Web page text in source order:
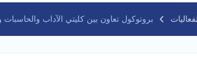
سوهاج تفتح أبوابها لطلاب الثانوية العامة
بروتوكول تعاون بين كليتي الآداب